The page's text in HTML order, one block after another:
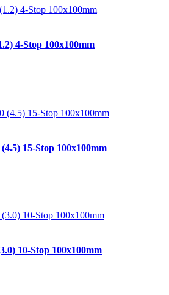
4-Stop 100x100mm
15-Stop 100x100mm
10-Stop 100x100mm